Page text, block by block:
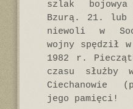
szlak
Bzurą. 21. lub
niewoli w
wojny spędził
1982 r.
czasu służby
Ciechanowie
jego pamięci!